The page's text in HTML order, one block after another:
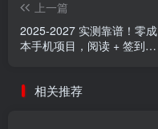
上一篇
2025-2027 实测靠谱！零成
本手机项目，阅读 + 签到日
相关推荐